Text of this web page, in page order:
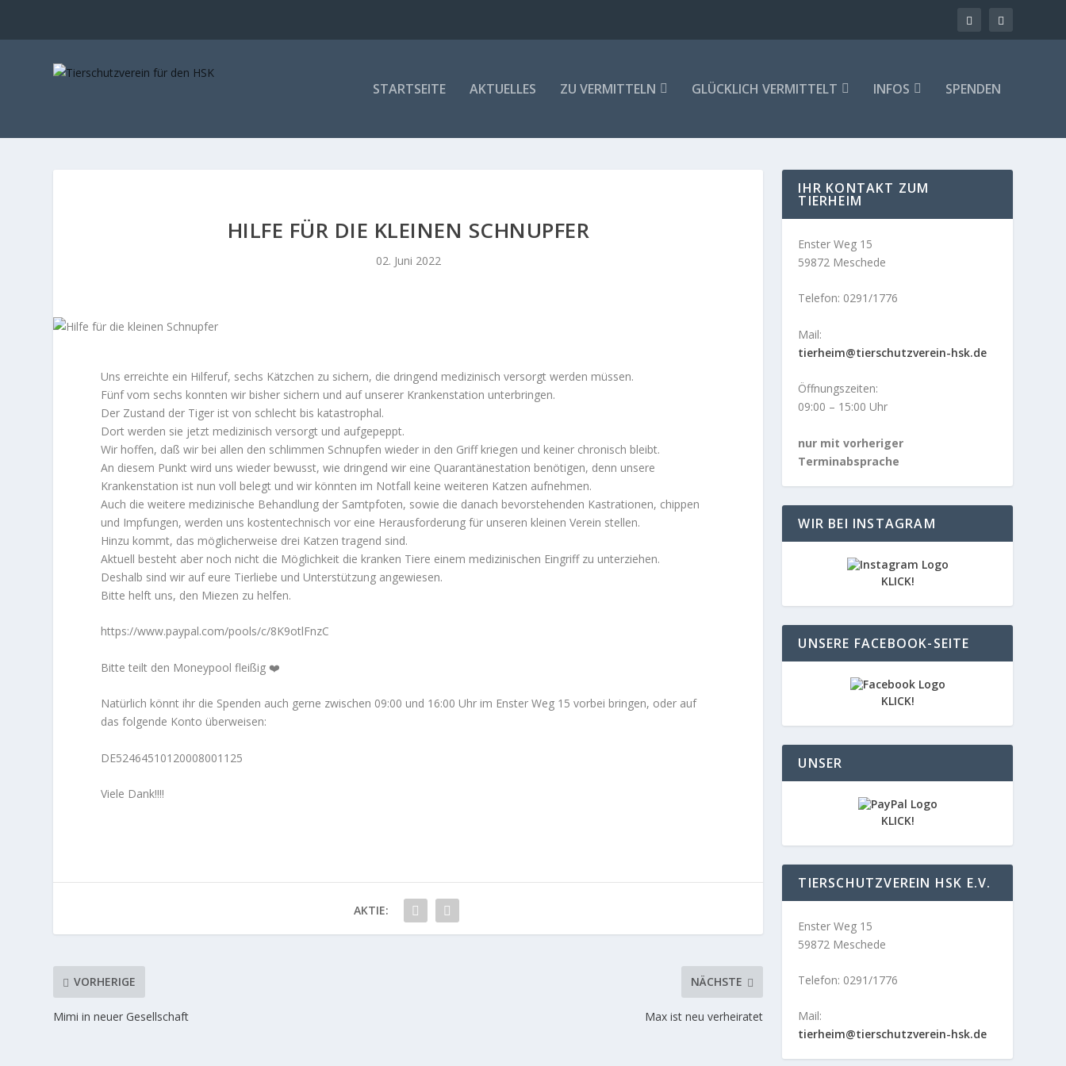
STARTSEITE AKTUELLES ZU VERMITTELN GLÜCKLICH VERMITTELT INFOS SPENDEN
HILFE FÜR DIE KLEINEN SCHNUPFER
02. Juni 2022
Uns erreichte ein Hilferuf, sechs Kätzchen zu sichern, die dringend medizinisch versorgt werden müssen.
Fünf vom sechs konnten wir bisher sichern und auf unserer Krankenstation unterbringen.
Der Zustand der Tiger ist von schlecht bis katastrophal.
Dort werden sie jetzt medizinisch versorgt und aufgepeppt.
Wir hoffen, daß wir bei allen den schlimmen Schnupfen wieder in den Griff kriegen und keiner chronisch bleibt.
An diesem Punkt wird uns wieder bewusst, wie dringend wir eine Quarantänestation benötigen, denn unsere
Krankenstation ist nun voll belegt und wir könnten im Notfall keine weiteren Katzen aufnehmen.
Auch die weitere medizinische Behandlung der Samtpfoten, sowie die danach bevorstehenden Kastrationen, chippen
und Impfungen, werden uns kostentechnisch vor eine Herausforderung für unseren kleinen Verein stellen.
Hinzu kommt, das möglicherweise drei Katzen tragend sind.
Aktuell besteht aber noch nicht die Möglichkeit die kranken Tiere einem medizinischen Eingriff zu unterziehen.
Deshalb sind wir auf eure Tierliebe und Unterstützung angewiesen.
Bitte helft uns, den Miezen zu helfen.
https://www.paypal.com/pools/c/8K9otlFnzC
Bitte teilt den Moneypool fleißig ❤️
Natürlich könnt ihr die Spenden auch gerne zwischen 09:00 und 16:00 Uhr im Enster Weg 15 vorbei bringen, oder auf
das folgende Konto überweisen:
DE52464510120008001125
Viele Dank!!!!
AKTIE:
VORHERIGE
Mimi in neuer Gesellschaft
NÄCHSTE
Max ist neu verheiratet
IHR KONTAKT ZUM
TIERHEIM
Enster Weg 15
59872 Meschede
Telefon: 0291/1776
Mail:
tierheim@tierschutzverein-hsk.de
Öffnungszeiten:
09:00 – 15:00 Uhr
nur mit vorheriger
Terminabsprache
WIR BEI INSTAGRAM
KLICK!
UNSERE FACEBOOK-SEITE
KLICK!
UNSER
KLICK!
TIERSCHUTZVEREIN HSK E.V.
Enster Weg 15
59872 Meschede
Telefon: 0291/1776
Mail:
tierheim@tierschutzverein-hsk.de